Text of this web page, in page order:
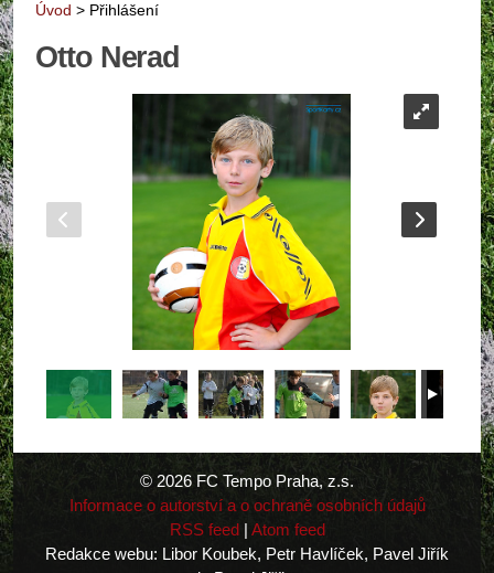
Úvod > Přihlášení
Otto Nerad
© 2026 FC Tempo Praha, z.s.
Informace o autorství a o ochraně osobních údajů
RSS feed
Atom feed
Redakce webu: Libor Koubek, Petr Havlíček, Pavel Jiřík